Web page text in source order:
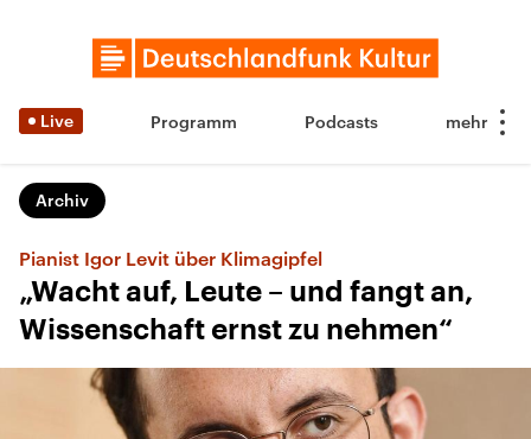
Live Programm Podcasts
Archiv
Pianist Igor Levit über Klimagipfel
„Wacht auf, Leute – und fangt an,
Wissenschaft ernst zu nehmen“